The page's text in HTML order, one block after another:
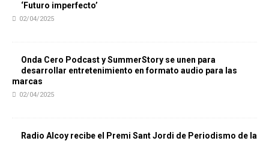
‘Futuro imperfecto’
02/04/2025
Onda Cero Podcast y SummerStory se unen para
desarrollar entretenimiento en formato audio para las
marcas
02/04/2025
Radio Alcoy recibe el Premi Sant Jordi de Periodismo de la